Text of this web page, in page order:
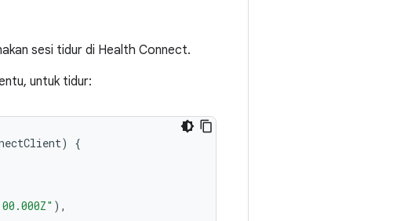
sesi tidur di Health Connect.
untuk tidur:
)
{
),